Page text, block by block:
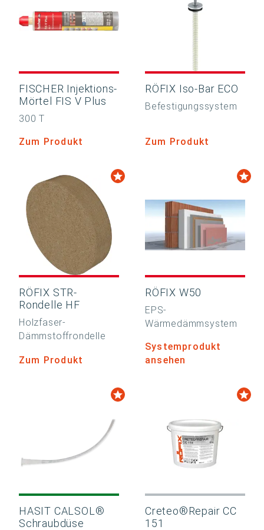
FISCHER Injektions-
Mörtel FIS V Plus
300 T
Zum Produkt
RÖFIX Iso-Bar ECO
Befestigungssystem
Zum Produkt
RÖFIX STR-
Rondelle HF
Holzfaser-
Dämmstoffrondelle
Zum Produkt
RÖFIX W50
EPS-
Wärmedämmsystem
Systemprodukt
ansehen
HASIT CALSOL®
Schraubdüse
Creteo®Repair CC
151